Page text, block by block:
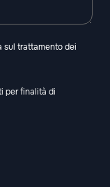
sul trattamento dei
per finalità di